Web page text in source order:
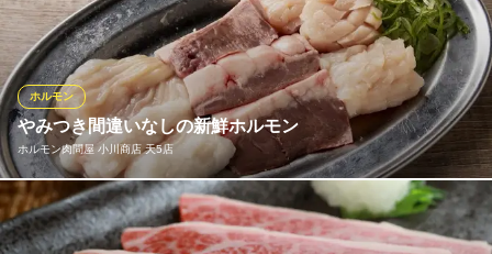
わり白米にオン！ お口の中でとろける極上の肉ワールドをぜひご
賞味あれ。 見た目から楽しめる様々な種類のお肉をご用意してお
ります！ 皆様ぜひお越しくださいませ！
羽柴家 肉皿
厳選肉をリーズナブルに
阪急千里線天神橋筋六丁目駅 徒歩3分
大阪府大阪市北区天神橋5-6-23
やみつき間違いなしの新鮮ホルモン
ホルモン肉問屋 小川商店 天5店
ホルモン
独自のルートで仕入れる当店のホルモンは鮮度抜群！炭火でジュ
ワっと焼き上げる自慢のホルモンはまさに絶品。リピーターも続